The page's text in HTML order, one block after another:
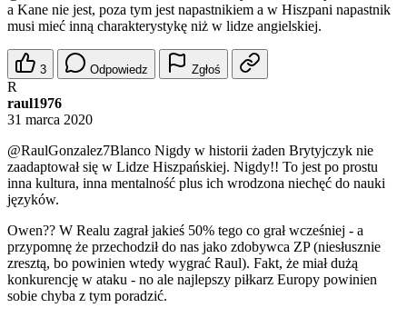
a Kane nie jest, poza tym jest napastnikiem a w Hiszpani napastnik
musi mieć inną charakterystykę niż w lidze angielskiej.
3 Odpowiedz Zgłoś
R
raul1976
31 marca 2020
@RaulGonzalez7Blanco Nigdy w historii żaden Brytyjczyk nie
zaadaptował się w Lidze Hiszpańskiej. Nigdy!! To jest po prostu
inna kultura, inna mentalność plus ich wrodzona niechęć do nauki
języków.
Owen?? W Realu zagrał jakieś 50% tego co grał wcześniej - a
przypomnę że przechodził do nas jako zdobywca ZP (niesłusznie
zresztą, bo powinien wtedy wygrać Raul). Fakt, że miał dużą
konkurencję w ataku - no ale najlepszy piłkarz Europy powinien
sobie chyba z tym poradzić.